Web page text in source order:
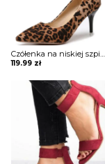
Czółenka na niskiej szpilce
119.99 zł